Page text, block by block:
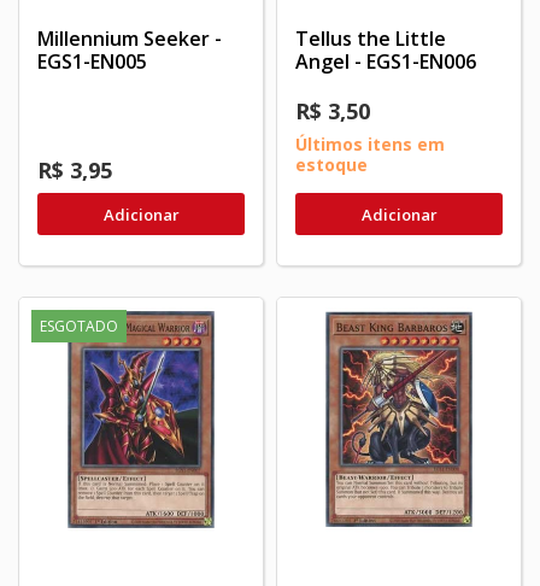
Millennium Seeker -
EGS1-EN005
R$ 3,95
Adicionar
Tellus the Little
Angel - EGS1-EN006
R$ 3,50
Últimos itens em
estoque
Adicionar
ESGOTADO